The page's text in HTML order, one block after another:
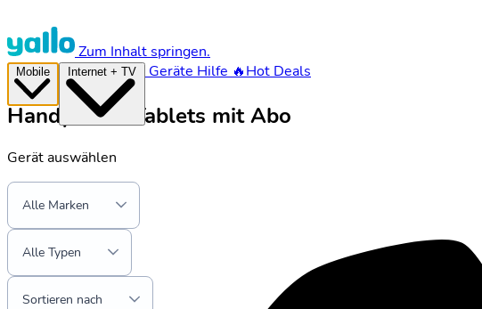
Zum Inhalt springen.
Geräte Hilfe 🔥Hot Deals
Handys und Tablets mit Abo
Gerät auswählen
Alle Marken
Alle Typen
Sortieren nach